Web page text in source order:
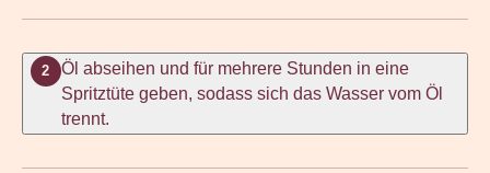
2
Öl abseihen und für mehrere Stunden in eine
Spritztüte geben, sodass sich das Wasser vom Öl
trennt.